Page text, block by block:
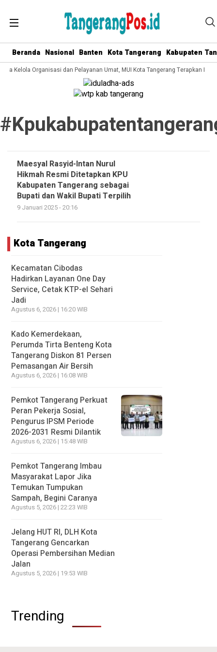
Beranda Nasional Banten Kota Tangerang Kabupaten
Kelola Organisasi dan Pelayanan Umat, MUI Kota Tangerang Terapkan ISO
Maesyal Rasyid-Intan Nurul
Hikmah Resmi Ditetapkan KPU
Kabupaten Tangerang sebagai
Bupati dan Wakil Bupati Terpilih
9 Januari 2025 - 20:16
Kota Tangerang
Kecamatan Cibodas
Hadirkan Layanan One Day
Service, Cetak KTP-el Sehari
Jadi
Agustus 6, 2026 | 16:20 WIB
Kado Kemerdekaan,
Perumda Tirta Benteng Kota
Tangerang Diskon 81 Persen
Pemasangan Air Bersih
Agustus 6, 2026 | 16:08 WIB
Pemkot Tangerang Perkuat
Peran Pekerja Sosial,
Pengurus IPSM Periode
2026-2031 Resmi Dilantik
Agustus 6, 2026 | 15:48 WIB
Pemkot Tangerang Imbau
Masyarakat Lapor Jika
Temukan Tumpukan
Sampah, Begini Caranya
Agustus 5, 2026 | 22:23 WIB
Jelang HUT RI, DLH Kota
Tangerang Gencarkan
Operasi Pembersihan Median
Jalan
Agustus 5, 2026 | 19:53 WIB
Trending